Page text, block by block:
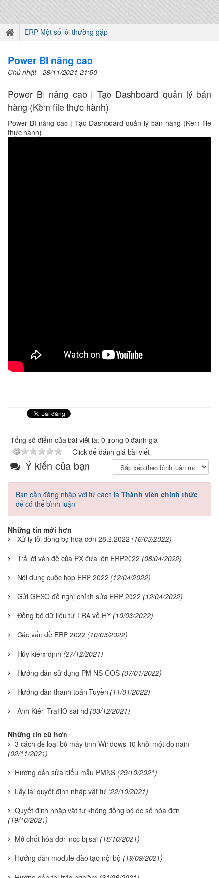
ERP Một số lỗi thường gặp
Power BI nâng cao
Chủ nhật - 28/11/2021 21:50
Power BI nâng cao | Tạo Dashboard quản lý bán
hàng (Kèm file thực hành)
Power BI nâng cao | Tạo Dashboard quản lý bán hàng (Kèm file
thực hành)
Tổng số điểm của bài viết là: 0 trong 0 đánh giá
Click để đánh giá bài viết
Ý kiến của bạn
Bạn cần đăng nhập với tư cách là Thành viên chính thức
để có thể bình luận
Những tin mới hơn
Xử lý lỗi đồng bộ hóa đơn 28.2.2022 (16/03/2022)
Trả lời vấn đề của PX đưa lên ERP2022 (08/04/2022)
Nội dung cuộc họp ERP 2022 (12/04/2022)
Gửi GESO đề nghị chỉnh sửa ERP 2022 (12/04/2022)
Đồng bộ dữ liệu từ TRA về HY (10/03/2022)
Các vấn đề ERP 2022 (10/03/2022)
Hủy kiểm định (27/12/2021)
Hướng dẫn sử dụng PM NS OOS (07/01/2022)
Hướng dẫn thanh toán Tuyền (11/01/2022)
Anh Kiên TraHO sai hd (03/12/2021)
Những tin cũ hơn
3 cách để loại bỏ máy tính Windows 10 khỏi một domain
(02/11/2021)
Hướng dẫn sửa biểu mẫu PMNS (29/10/2021)
Lấy lại quyết định nhập vật tư (22/10/2021)
Quyết định nhập vật tư không đồng bộ dc số hóa đơn
(19/10/2021)
Mở chốt hóa đơn ncc bị sai (18/10/2021)
Hướng dẫn module đào tạo nội bộ (19/09/2021)